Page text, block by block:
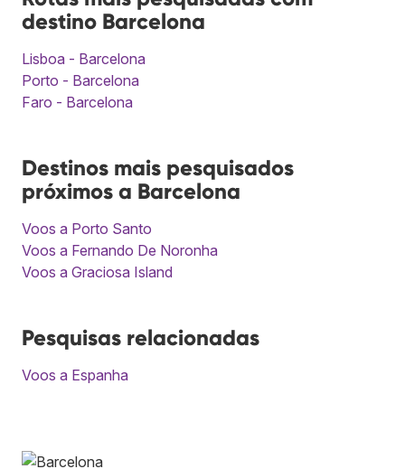
destino Barcelona
Lisboa - Barcelona
Porto - Barcelona
Faro - Barcelona
Destinos mais pesquisados
próximos a Barcelona
Voos a Porto Santo
Voos a Fernando De Noronha
Voos a Graciosa Island
Pesquisas relacionadas
Voos a Espanha